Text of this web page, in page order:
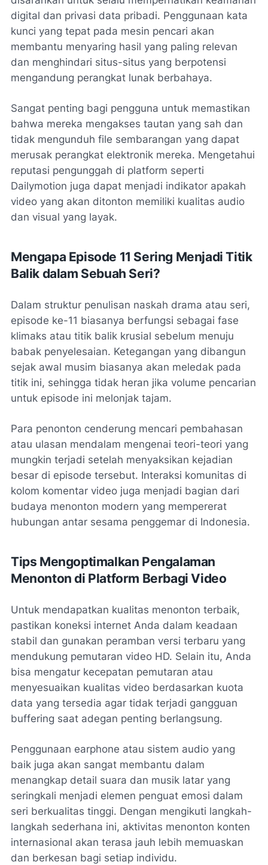
digital dan privasi data pribadi. Penggunaan kata
kunci yang tepat pada mesin pencari akan
membantu menyaring hasil yang paling relevan
dan menghindari situs-situs yang berpotensi
mengandung perangkat lunak berbahaya.
Sangat penting bagi pengguna untuk memastikan
bahwa mereka mengakses tautan yang sah dan
tidak mengunduh file sembarangan yang dapat
merusak perangkat elektronik mereka. Mengetahui
reputasi pengunggah di platform seperti
Dailymotion juga dapat menjadi indikator apakah
video yang akan ditonton memiliki kualitas audio
dan visual yang layak.
Mengapa Episode 11 Sering Menjadi Titik
Balik dalam Sebuah Seri?
Dalam struktur penulisan naskah drama atau seri,
episode ke-11 biasanya berfungsi sebagai fase
klimaks atau titik balik krusial sebelum menuju
babak penyelesaian. Ketegangan yang dibangun
sejak awal musim biasanya akan meledak pada
titik ini, sehingga tidak heran jika volume pencarian
untuk episode ini melonjak tajam.
Para penonton cenderung mencari pembahasan
atau ulasan mendalam mengenai teori-teori yang
mungkin terjadi setelah menyaksikan kejadian
besar di episode tersebut. Interaksi komunitas di
kolom komentar video juga menjadi bagian dari
budaya menonton modern yang mempererat
hubungan antar sesama penggemar di Indonesia.
Tips Mengoptimalkan Pengalaman
Menonton di Platform Berbagi Video
Untuk mendapatkan kualitas menonton terbaik,
pastikan koneksi internet Anda dalam keadaan
stabil dan gunakan peramban versi terbaru yang
mendukung pemutaran video HD. Selain itu, Anda
bisa mengatur kecepatan pemutaran atau
menyesuaikan kualitas video berdasarkan kuota
data yang tersedia agar tidak terjadi gangguan
buffering saat adegan penting berlangsung.
Penggunaan earphone atau sistem audio yang
baik juga akan sangat membantu dalam
menangkap detail suara dan musik latar yang
seringkali menjadi elemen penguat emosi dalam
seri berkualitas tinggi. Dengan mengikuti langkah-
langkah sederhana ini, aktivitas menonton konten
internasional akan terasa jauh lebih memuaskan
dan berkesan bagi setiap individu.